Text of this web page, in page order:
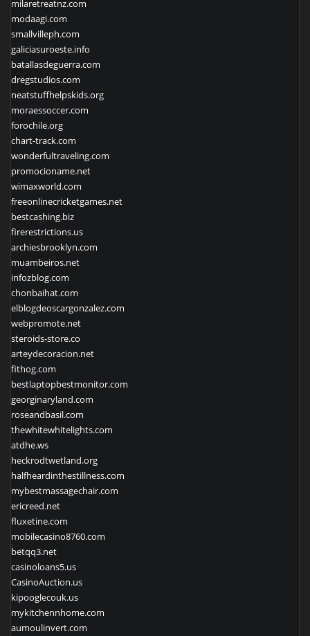
milaretreatnz.com
modaagi.com
smallvilleph.com
galiciasuroeste.info
batallasdeguerra.com
dregstudios.com
neatstuffhelpskids.org
moraessoccer.com
forochile.org
chart-track.com
wonderfultraveling.com
promocioname.net
wimaxworld.com
freeonlinecricketgames.net
bestcashing.biz
firerestrictions.us
archiesbrooklyn.com
muambeiros.net
infozblog.com
chonbaihat.com
elblogdeoscargonzalez.com
webpromote.net
steroids-store.co
arteydecoracion.net
fithog.com
bestlaptopbestmonitor.com
georginaryland.com
roseandbasil.com
thewhitewhitelights.com
atdhe.ws
heckrodtwetland.org
halfheardinthestillness.com
mybestmassagechair.com
ericreed.net
fluxetine.com
mobilecasino8760.com
betqq3.net
casinoloans5.us
CasinoAuction.us
kipooglecouk.us
mykitchennhome.com
aumoulinvert.com